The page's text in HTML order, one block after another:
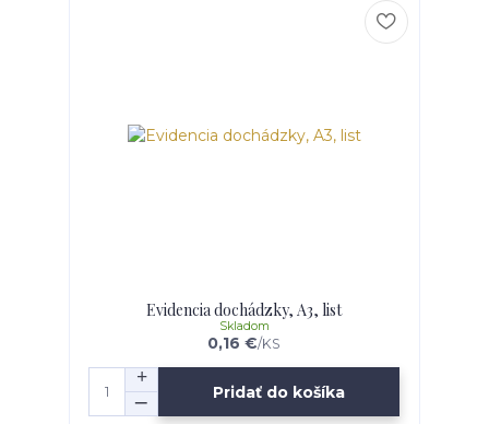
Evidencia dochádzky, A3, list
0,16 €/KS
Skladom
Pridať do košíka